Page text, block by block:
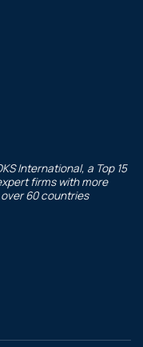
International, a Top 15
firms with more
60 countries